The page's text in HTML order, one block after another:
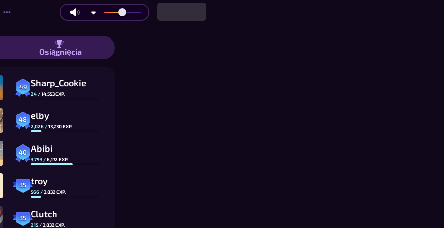
•••
dla 2 graczy: duże plansze i tryb Ultimate | Rankingi
Osiągnięcia
49 Sharp_Cookie
24 /14,553EXP.
48 elby
2,026 /13,230EXP.
40 Abibi
3,793 /6,172 EXP.
35 troy
566 /3,832 EXP.
35 Clutch
215 /3,832 EXP.